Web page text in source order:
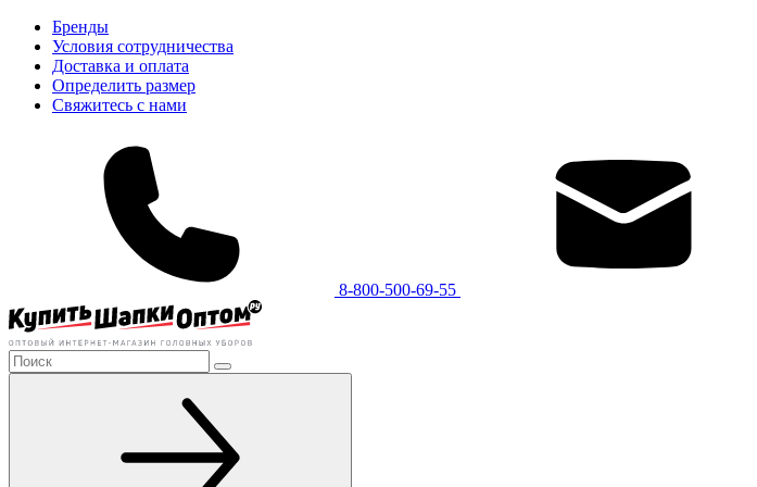
Бренды
Условия сотрудничества
Доставка и оплата
Определить размер
Свяжитесь с нами
8-800-500-69-55